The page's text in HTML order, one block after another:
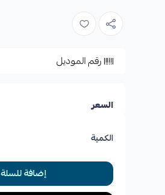
رقم الموديل
السعر
الكمية
إضافة للسلة